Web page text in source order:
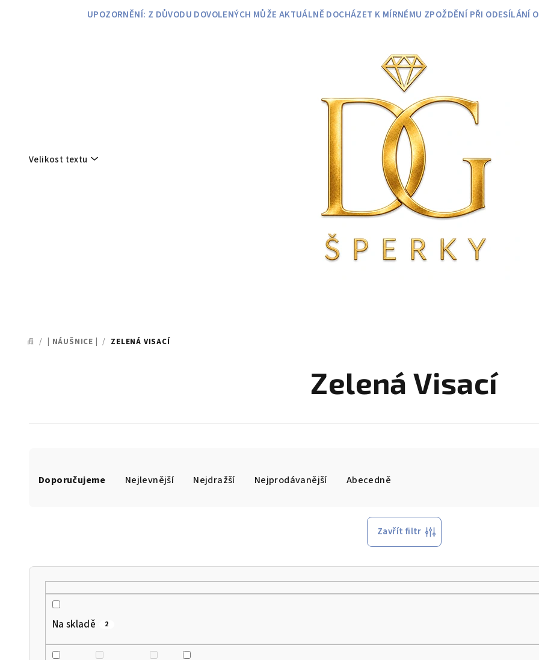
UPOZORNĚNÍ: Z DŮVODU DOVOLENÝCH MŮŽE AKTUÁLNĚ DOCHÁZET K MÍRNÉMU ZPOŽDĚNÍ PŘI ODESÍLÁNÍ
Velikost textu
DOMŮ
/ | NÁUŠNICE | / ZELENÁ VISACÍ
Zelená Visací
aDoporučujeme Nejlevnější Nejdražší Nejprodávanější Abecedně
Zavřít filtr
Na skladě 2